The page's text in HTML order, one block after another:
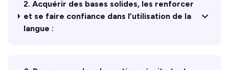
2. Acquérir des bases solides, les renforcer
et se faire confiance dans l’utilisation de la
langue :